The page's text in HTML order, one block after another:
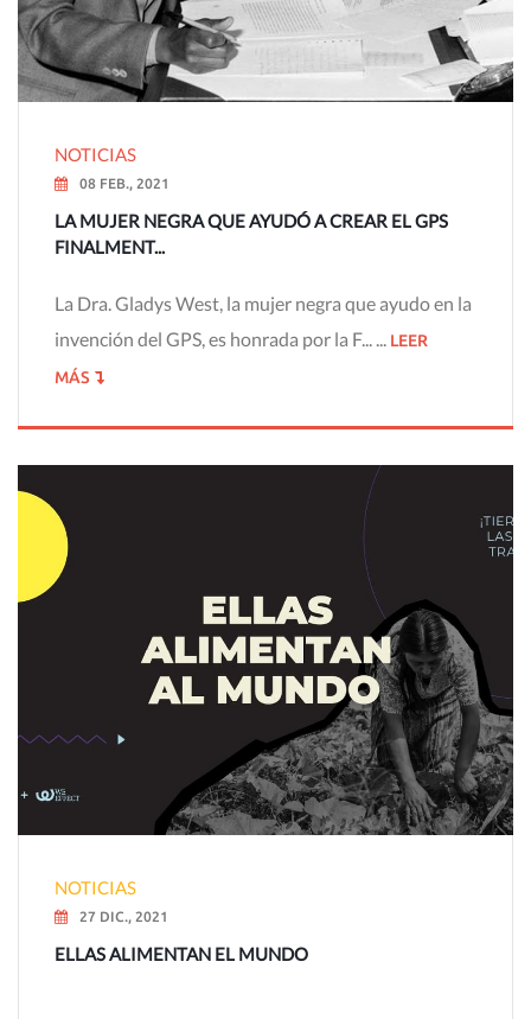
NOTICIAS
08 FEB., 2021
LA MUJER NEGRA QUE AYUDÓ A CREAR EL GPS
FINALMENT...
La Dra. Gladys West, la mujer negra que ayudo en la
invención del GPS, es honrada por la F... ... LEER
MÁS
NOTICIAS
27 DIC., 2021
ELLAS ALIMENTAN EL MUNDO